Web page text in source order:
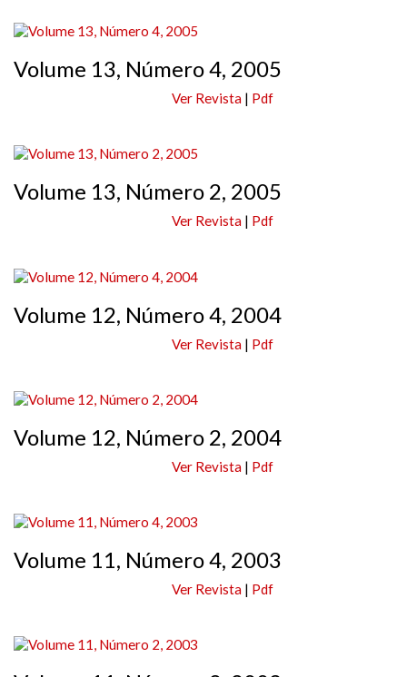
Volume 13, Número 4, 2005
Ver Revista | Pdf
Volume 13, Número 2, 2005
Ver Revista | Pdf
Volume 12, Número 4, 2004
Ver Revista | Pdf
Volume 12, Número 2, 2004
Ver Revista | Pdf
Volume 11, Número 4, 2003
Ver Revista | Pdf